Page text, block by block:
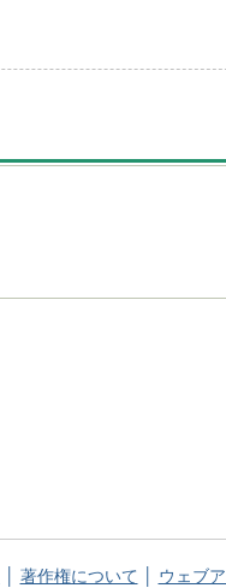
著作権について ウェブ